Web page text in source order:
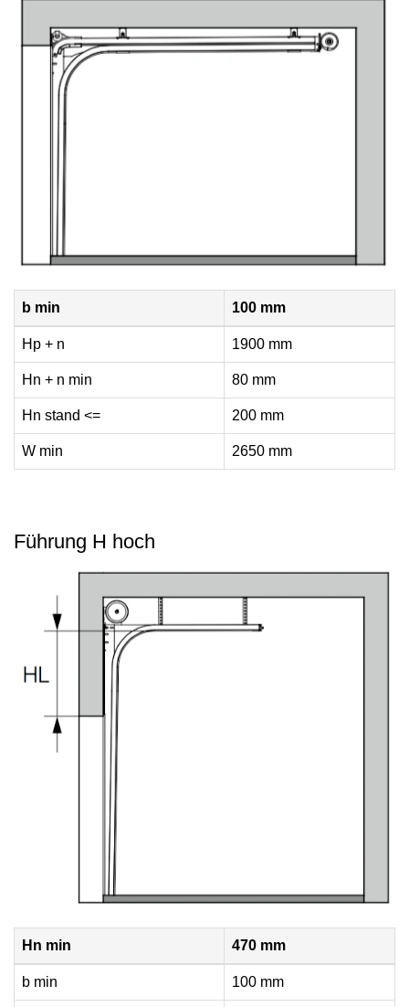
b min 100 mm
Hp + n 1900 mm
Hn + n min 80 mm
Hn stand <= 200 mm
W min 2650 mm
Führung H hoch
Hn min 470 mm
b min 100 mm